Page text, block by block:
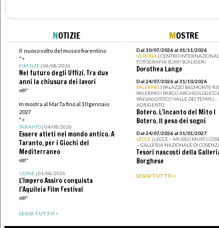
NOTIZIE
Il nuovo volto del museo fiorentino
">
FIRENZE| 06/08/2026
Nel futuro degli Uffizi. Tra due
anni la chiusura dei lavori
In mostra al MarTa fino al 10 gennaio
2027
">
TARANTO| 04/08/2026
Essere atleti nel mondo antico. A
Taranto, per i Giochi del
Mediterraneo
UDINE| 01/08/2026
L'Impero Assiro conquista
l'Aquileia Film Festival
LEGGI TUTTO >
MOSTRE
Dal 30/07/2026 al 01/11/2026
VERONA | CENTRO
FOTOGRAFIA SCAVI SCALIGERI
Dorothea Lange
Dal 24/07/2026 al 31/10/2026
PALERMO | PALAZZO BELMONTE
PALERMO I PARCO ARCHEOLOGICO
PAESAGGISTICO VALLE DEI TEMPLI -
AGRIGENTO
Botero. L’incanto del Mito I
Botero. Il peso dei sogni
Dal 24/07/2026 al 31/01/2027
LECCE | LECCE – MUSEO MUST I
– GALLERIA NAZIONALE DI
Tesori nascosti della
Borghese
LEGGI TUTTO >